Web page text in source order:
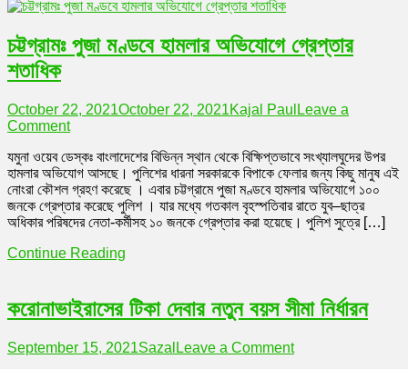
স্কুল
টিকার
ঘোষণা
চট্টগ্রামঃ পুজা মণ্ডবে হামলার অভিযোগে গ্রেপ্তার
শতাধিক
October 22, 2021October 22, 2021Kajal Paul Leave a
Commenton
পুজা
মণ্ডবে
হামলার
অভিযোগে
গ্রেপ্তার
যমুনা ওয়েব ডেস্কঃ বাংলাদেশের বিভিন্ন স্থান থেকে বিক্ষিপ্তভাবে সংখ্যালঘুদের উপর
হামলার অভিযোগ আসছে। পুলিশের ধারনা সরকারকে বিপাকে ফেলার জন্য কিছু মানুষ এই
নোংরা কৌশল গ্রহণ করেছে । এবার চট্টগ্রামে পুজা মণ্ডবে হামলার অভিযোগে ১০০
জনকে গ্রেপ্তার করেছে পুলিশ । যার মধ্যে গতকাল বৃহস্পতিবার রাতে যুব–ছাত্র
অধিকার পরিষদের নেতা-কর্মীসহ ১০ জনকে গ্রেপ্তার করা হয়েছে। পুলিশ সুত্রে […]
Continue Reading
করোনাভাইরাসের টিকা দেবার নতুন বয়স সীমা নির্ধারন
September 15, 2021Sazal Leave a Commenton